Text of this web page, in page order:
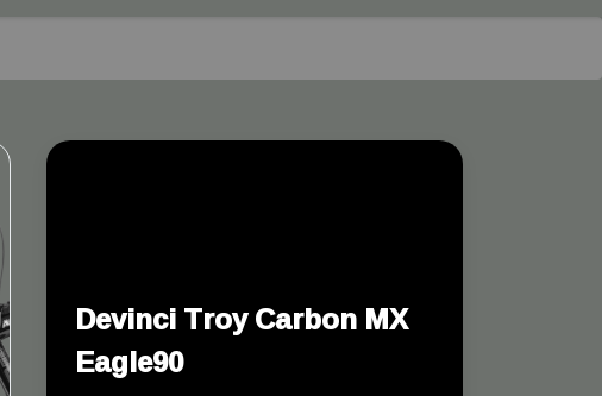
Devinci Troy Carbon MX
Eagle90